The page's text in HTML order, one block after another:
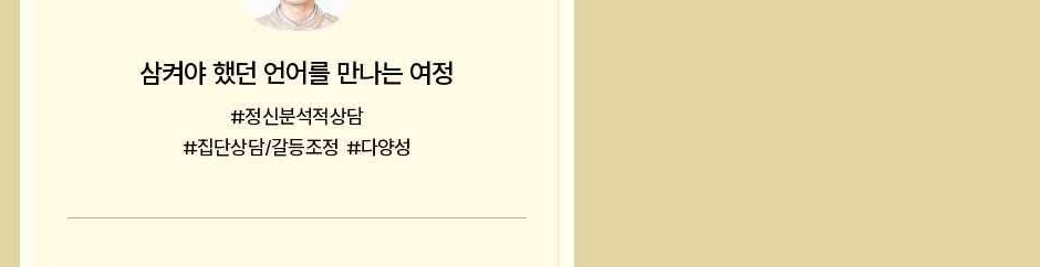
삼켜야 했던 언어를 만나는 여정
#정신분석적상담
#집단상담/갈등조정  #다양성